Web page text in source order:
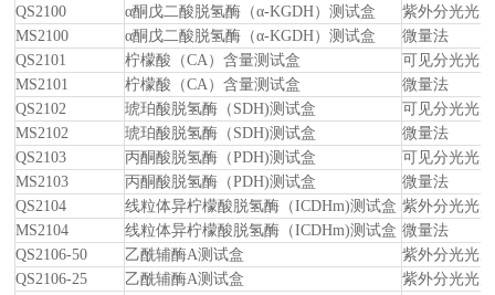
QS2100
α酮戊二酸脱氢酶（α-KGDH）测试盒
紫外分光光
MS2100
α酮戊二酸脱氢酶（α-KGDH）测试盒
微量法
QS2101
柠檬酸（CA）含量测试盒
可见分光光
MS2101
柠檬酸（CA）含量测试盒
微量法
QS2102
琥珀酸脱氢酶（SDH)测试盒
可见分光光
MS2102
琥珀酸脱氢酶（SDH)测试盒
微量法
QS2103
丙酮酸脱氢酶（PDH)测试盒
可见分光光
MS2103
丙酮酸脱氢酶（PDH)测试盒
微量法
QS2104
线粒体异柠檬酸脱氢酶（ICDHm)测试盒 紫外分光光
MS2104
线粒体异柠檬酸脱氢酶（ICDHm)测试盒 微量法
QS2106-50
乙酰辅酶A测试盒
紫外分光光
QS2106-25
乙酰辅酶A测试盒 紫外分光光